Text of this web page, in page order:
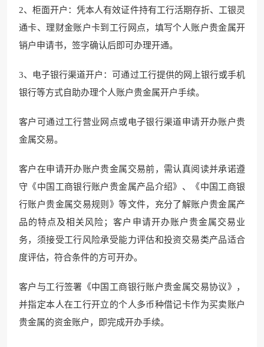
2、柜面开户：凭本人有效证件持有工行活期存折、工银灵
通卡、理财金账户卡到工行网点，填写个人账户贵金属开
销户申请书，签字确认后即可办理开通。
3、电子银行渠道开户：可通过工行提供的网上银行或手机
银行等方式自助办理个人账户贵金属开户手续。
客户可通过工行营业网点或电子银行渠道申请开办账户贵
金属交易。
客户在申请开办账户贵金属交易前，需认真阅读并承诺遵
守《中国工商银行账户贵金属产品介绍》、《中国工商银
行账户贵金属交易规则》等文件，充分了解账户贵金属产
品的特点及相关风险；客户申请开办账户贵金属交易业
务，须接受工行风险承受能力评估和投资交易类产品适合
度评估，符合条件的方可开办。
客户与工行签署《中国工商银行账户贵金属交易协议》，
并指定本人在工行开立的个人多币种借记卡作为买卖账户
贵金属的资金账户，即完成开办手续。